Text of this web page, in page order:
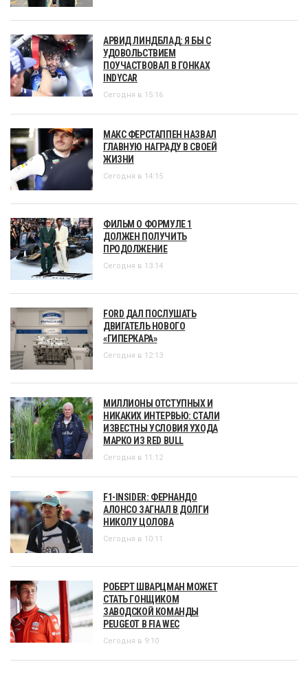
АРВИД ЛИНДБЛАД: Я БЫ С
УДОВОЛЬСТВИЕМ
ПОУЧАСТВОВАЛ В ГОНКАХ
INDYCAR
Сегодня в 15:16
МАКС ФЕРСТАППЕН НАЗВАЛ
ГЛАВНУЮ НАГРАДУ В СВОЕЙ
ЖИЗНИ
Сегодня в 14:15
ФИЛЬМ О ФОРМУЛЕ 1
ДОЛЖЕН ПОЛУЧИТЬ
ПРОДОЛЖЕНИЕ
Сегодня в 13:14
FORD ДАЛ ПОСЛУШАТЬ
ДВИГАТЕЛЬ НОВОГО
«ГИПЕРКАРА»
Сегодня в 12:13
МИЛЛИОНЫ ОТСТУПНЫХ И
НИКАКИХ ИНТЕРВЬЮ: СТАЛИ
ИЗВЕСТНЫ УСЛОВИЯ УХОДА
МАРКО ИЗ RED BULL
Сегодня в 11:12
F1-INSIDER: ФЕРНАНДО
АЛОНСО ЗАГНАЛ В ДОЛГИ
НИКОЛУ ЦОЛОВА
Сегодня в 10:11
РОБЕРТ ШВАРЦМАН МОЖЕТ
СТАТЬ ГОНЩИКОМ
ЗАВОДСКОЙ КОМАНДЫ
PEUGEOT В FIA WEC
Сегодня в 9:10